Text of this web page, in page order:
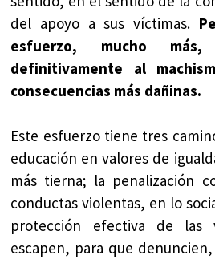
del apoyo a sus víctimas.
esfuerzo, mucho más,
definitivamente al
consecuencias más dañinas.
Este esfuerzo tiene tres
educación en valores de
más tierna; la penalización
conductas violentas, en lo
protección efectiva de las
escapen, para que